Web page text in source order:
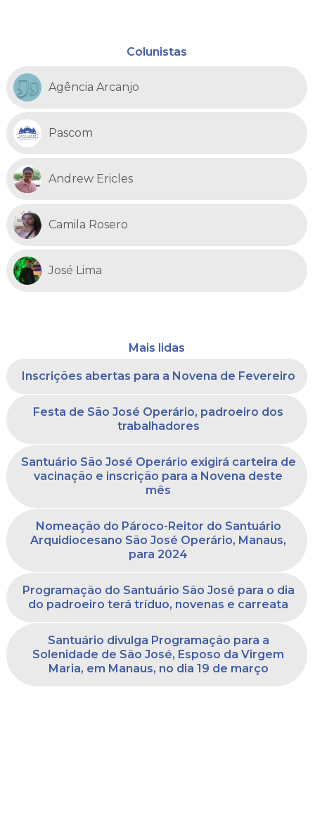
Colunistas
Agência Arcanjo
Pascom
Andrew Ericles
Camila Rosero
José Lima
Mais lidas
Inscrições abertas para a Novena de Fevereiro
Festa de São José Operário, padroeiro dos
trabalhadores
Santuário São José Operário exigirá carteira de
vacinação e inscrição para a Novena deste
mês
Nomeação do Pároco-Reitor do Santuário
Arquidiocesano São José Operário, Manaus,
para 2024
Programação do Santuário São José para o dia
do padroeiro terá tríduo, novenas e carreata
Santuário divulga Programação para a
Solenidade de São José, Esposo da Virgem
Maria, em Manaus, no dia 19 de março